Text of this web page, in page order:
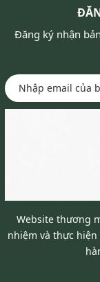
Đăng ký nhận
Website thương
nhiệm và thực